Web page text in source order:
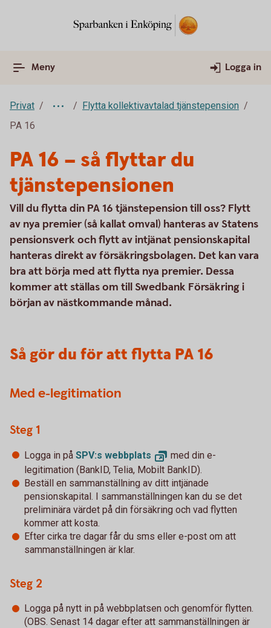
Meny Logga in
Privat
Flytta kollektivavtalad tjänstepension
PA 16
PA 16 – så flyttar du
tjänstepensionen
Vill du flytta din PA 16 tjänstepension till oss? Flytt
av nya premier (så kallat omval) hanteras av Statens
pensionsverk och flytt av intjänat pensionskapital
hanteras direkt av försäkringsbolagen. Det kan vara
bra att börja med att flytta nya premier. Dessa
kommer att ställas om till Swedbank Försäkring i
början av nästkommande månad.
Så gör du för att flytta PA 16
Med e-legitimation
Steg 1
Logga in på SPV:s webbplats
med din e-
legitimation (BankID, Telia, Mobilt BankID).
Beställ en sammanställning av ditt intjänade
pensionskapital. I sammanställningen kan du se det
preliminära värdet på din försäkring och vad flytten
kommer att kosta.
Efter cirka tre dagar får du sms eller e-post om att
sammanställningen är klar.
Steg 2
Logga på nytt in på webbplatsen och genomför flytten.
(OBS. Senast 14 dagar efter att sammanställningen är